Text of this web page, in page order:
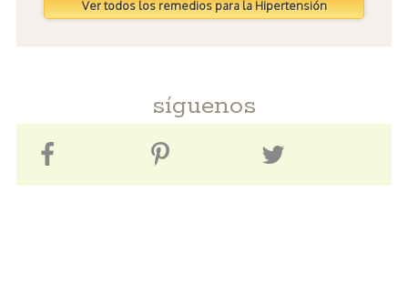
Ver todos los remedios para la Hipertensión
síguenos